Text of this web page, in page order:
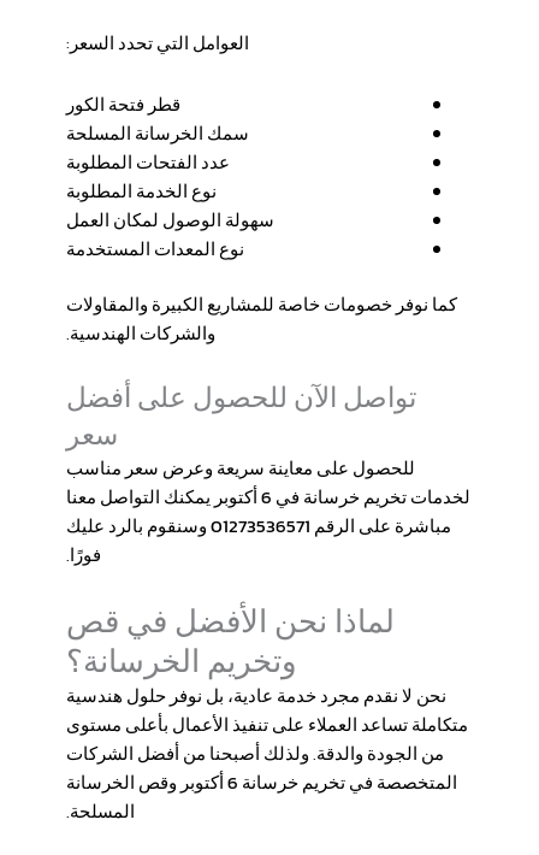
العوامل التي تحدد السعر:
قطر فتحة الكور
سمك الخرسانة المسلحة
عدد الفتحات المطلوبة
نوع الخدمة المطلوبة
سهولة الوصول لمكان العمل
نوع المعدات المستخدمة
كما نوفر خصومات خاصة للمشاريع الكبيرة والمقاولات
والشركات الهندسية.
تواصل الآن للحصول على أفضل
سعر
للحصول على معاينة سريعة وعرض سعر مناسب
لخدماتتخريم خرسانة في 6 أكتوبر
يمكنك التواصل معنا
مباشرة على الرقم 01273536571وسنقوم بالرد عليك
فورًا.
لماذا نحن الأفضل في قص
وتخريم الخرسانة؟
نحن لا نقدم مجرد خدمة عادية، بل نوفر حلول هندسية
متكاملة تساعد العملاء على تنفيذ الأعمال بأعلى مستوى
من الجودة والدقة. ولذلك أصبحنا من أفضل الشركات
المتخصصة فيتخريم خرسانة 6 أكتوبر وقص الخرسانة
المسلحة.